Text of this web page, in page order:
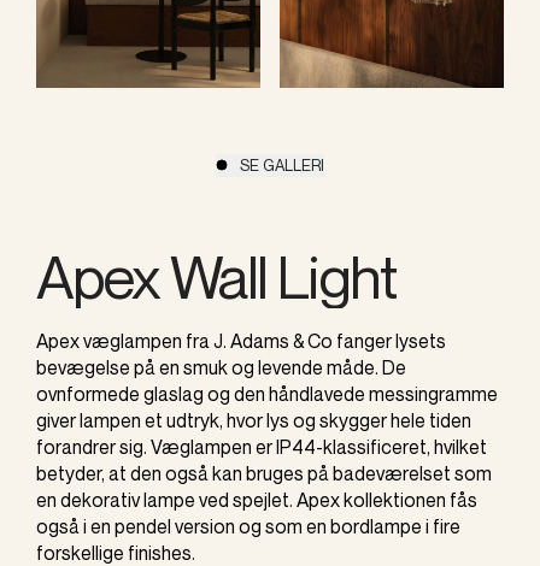
SE GALLERI
Apex Wall Light
Apex væglampen fra J. Adams & Co fanger lysets
bevægelse på en smuk og levende måde. De
ovnformede glaslag og den håndlavede messingramme
giver lampen et udtryk, hvor lys og skygger hele tiden
forandrer sig. Væglampen er IP44-klassificeret, hvilket
betyder, at den også kan bruges på badeværelset som
en dekorativ lampe ved spejlet. Apex kollektionen fås
også i en pendel version og som en bordlampe i fire
forskellige finishes.